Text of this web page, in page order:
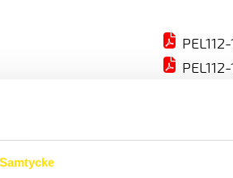
Samtycke
PEL50